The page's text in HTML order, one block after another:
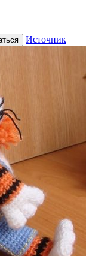
Источник